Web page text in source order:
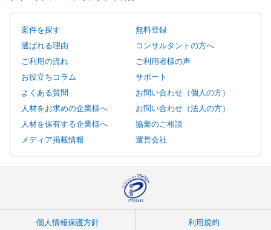
案件を探す
無料登録
選ばれる理由
コンサルタントの方へ
ご利用の流れ
ご利用者様の声
お役立ちコラム
サポート
よくある質問
お問い合わせ（個人の方）
人材をお求めの企業様へ
お問い合わせ（法人の方）
人材を保有する企業様へ
協業のご相談
メディア掲載情報
運営会社
個人情報保護方針 利用規約